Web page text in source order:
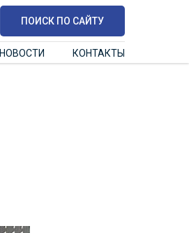
ПОИСК ПО САЙТУ
НОВОСТИ КОНТАКТЫ